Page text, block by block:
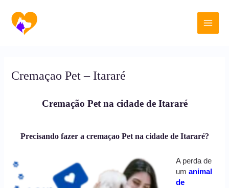
para
conteúdo
Main
Cremaçao Pet – Itararé
Cremação Pet na cidade de Itararé
Precisando fazer a cremaçao Pet na cidade de Itararé?
A perda de
umanimal
de